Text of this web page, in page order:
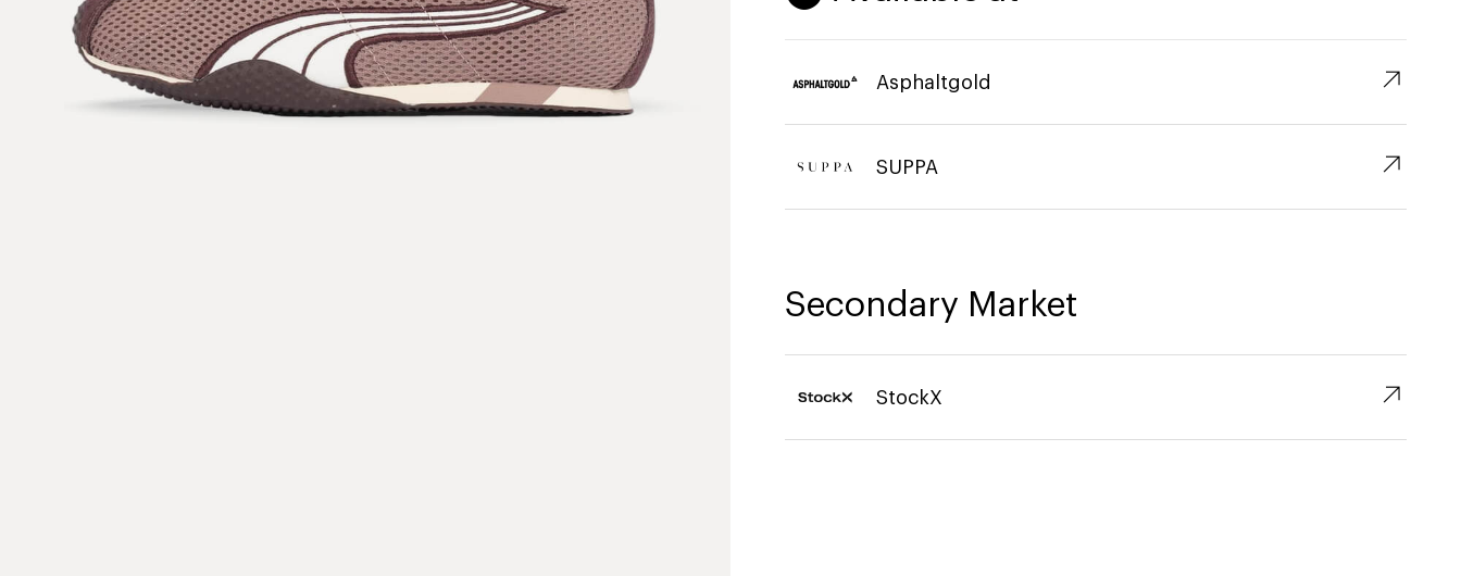
Asphaltgold ↗︎
SUPPA ↗︎
Secondary Market
StockX ↗︎